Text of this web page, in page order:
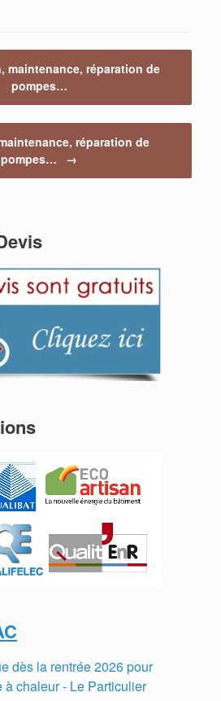
maintenance, réparation de
pompes…
réparation de
pompes…
→
dès la rentrée 2026 pour
à chaleur - Le Particulier